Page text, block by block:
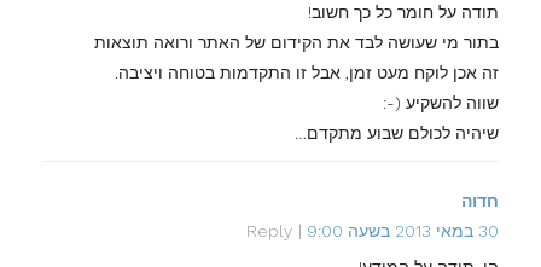
תודה על חומר כל כך חשוב!
בתור מי שעושה לבד את הקידום של האתר ורואה תוצאות
זה אכן לוקח מעט זמן, אבל זו התקדמות בטוחה ויציבה.
שווה להשקיע (-:
שיהיה לכולם שבוע מתקדם…
חדוה
30 במאי 2013 בשעה 9:00
Reply